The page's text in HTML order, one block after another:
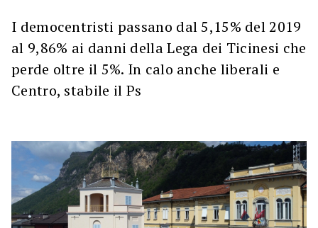
I democentristi passano dal 5,15% del 2019
al 9,86% ai danni della Lega dei Ticinesi che
perde oltre il 5%. In calo anche liberali e
Centro, stabile il Ps